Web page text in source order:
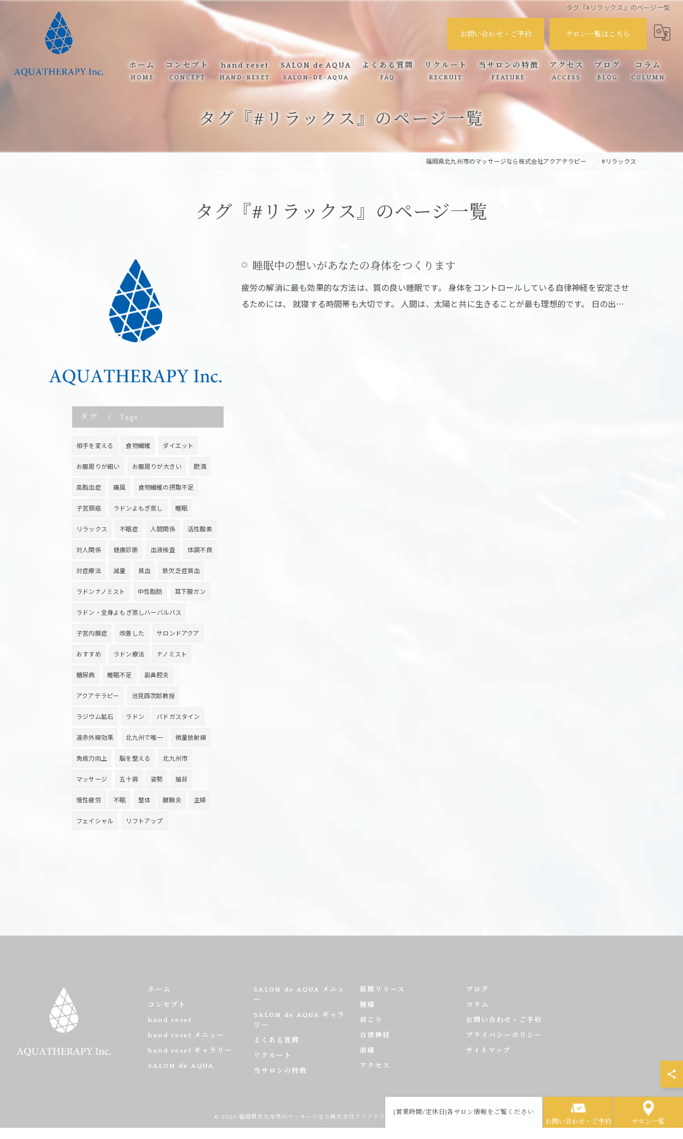
タグ『#リラックス』のページ一覧
お問い合わせ・ご予約 サロン一覧はこちら
ホーム
HOME
コンセプト
CONCEPT
hand reset
HAND-RESET
hand reset メニュー
SALON de AQUA
SALON-DE-AQUA
SALON de AQUA メニュー
よくある質問
FAQ
リクルート
RECRUIT
当サロンの特徴
FEATURE
肩こり
頭痛
アクセス
ACCESS
ブログ
BLOG
コラム
COLUMN
タグ『#リラックス』のページ一覧
福岡県北九州市のマッサージなら株式会社アクアテラピー #リラックス
タグ『#リラックス』のページ一覧
睡眠中の想いがあなたの身体をつくります
疲労の解消に最も効果的な方法は、質の良い睡眠です。 身体をコントロールしている自律神経を安定させ
るためには、 就寝する時間帯も大切です。 人間は、太陽と共に生きることが最も理想的です。 日の出…
タグ Tags
相手を変える 食物繊維 ダイエット
お腹周りが細い お腹周りが大きい 肥満
高脂血症 痛風 食物繊維の摂取不足
子宮頚癌 ラドンよもぎ蒸し 睡眠
リラックス 不眠症 人間関係 活性酸素
対人関係 健康診断 血液検査 体調不良
対症療法 減量 貧血 鉄欠乏症貧血
ラドンナノミスト 中性脂肪 耳下腺ガン
ラドン・全身よもぎ蒸しハーバルバス
子宮内膜症 改善した サロンドアクア
おすすめ ラドン療法 ナノミスト
糖尿病 睡眠不足 副鼻腔炎
アクアテラピー 池見酉次郎教授
ラジウム鉱石 ラドン バドガスタイン
遠赤外線効果 北九州で唯一 微量放射線
免疫力向上 脳を整える 北九州市
マッサージ 五十肩 姿勢 猫背
慢性疲労 不眠 整体 腱鞘炎 主婦
フェイシャル リフトアップ
[営業時間/定休日]各サロン情報をご覧ください
お問い合わせ・ご予約
サロン一覧
ホーム
コンセプト
hand reset
hand reset メニュー
hand reset ギャラリー
SALON de AQUA
SALON de AQUA メニュ
ー
SALON de AQUA ギャラ
リー
よくある質問
リクルート
当サロンの特徴
筋膜リリース
腰痛
肩こり
自律神経
頭痛
アクセス
ブログ
コラム
お問い合わせ・ご予約
プライバシーポリシー
サイトマップ
© 2026 福岡県北九州市のマッサージなら株式会社アクアテラピー ALL RIGHTS RESERVED.